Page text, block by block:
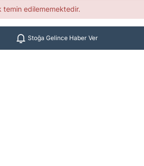
temin edilememektedir.
Stoğa Gelince Haber Ver